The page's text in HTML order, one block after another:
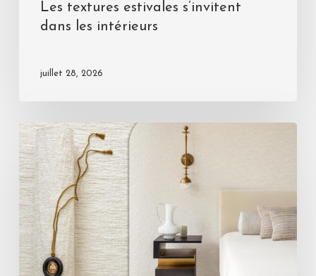
Les textures estivales s’invitent
dans les intérieurs
juillet 28, 2026